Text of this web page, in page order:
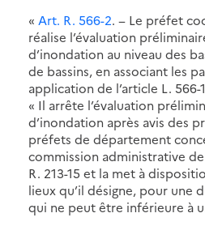
« Art. R. 566-2. − Le préfet
réalise l’évaluation
d’inondation au niveau des
de bassins, en associant les
application de l’article L. 566-
« Il arrête l’évaluation
d’inondation après avis des
préfets de département
commission administrative
R. 213-15 et la met à
lieux qu’il désigne, pour une
qui ne peut être inférieure à